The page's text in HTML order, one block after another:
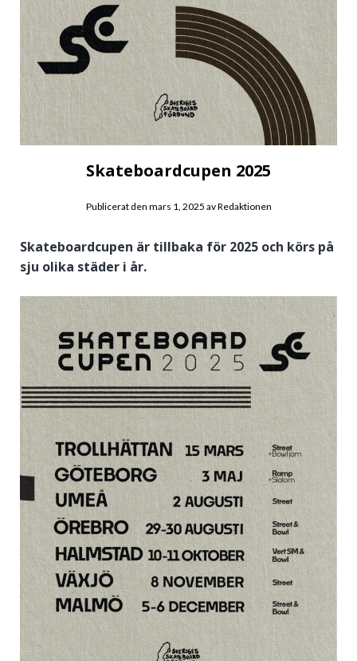
Skateboardcupen 2025
Publicerat den mars 1, 2025 avRedaktionen
Skateboardcupen är tillbaka för 2025 och körs på
sju olika städer i år.